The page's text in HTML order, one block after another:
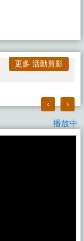
播放中
‹
更多 活動剪影
›